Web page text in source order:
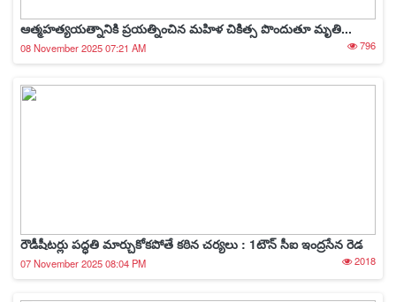
ఆత్మహత్యయత్నానికి ప్రయత్నించిన మహిళ చికిత్స పొందుతూ మృతి...
08 November 2025 07:21 AM 796
రౌడీషీటర్లు పద్ధతి మార్చుకోకపోతే కఠిన చర్యలు : 1టౌన్ సీఐ ఇంద్రసేన రెడ
07 November 2025 08:04 PM 2018